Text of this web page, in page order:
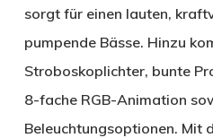
sorgt für einen lauten,
pumpende Bässe. Hinzu
Stroboskoplichter, bunte
8-fache RGB-Animation
Beleuchtungsoptionen. Mit